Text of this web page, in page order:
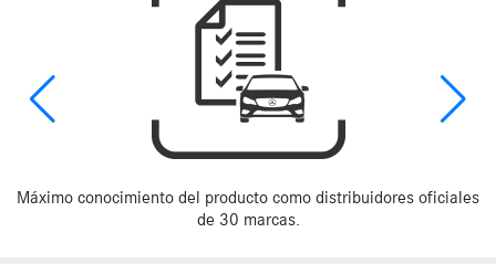
Máximo conocimiento del producto como distribuidores oficiales
de 30 marcas.